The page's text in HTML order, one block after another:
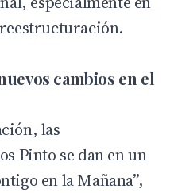
cambios en el
las
Pinto se dan en un
en la Mañana”,